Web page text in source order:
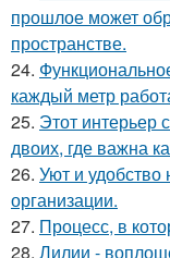
прошлое может
пространстве.
24.
каждый метр
25. Этот интерьер
двоих, где важна
26. Уют и удобство
организации.
27. Процесс, в
28. Лилии -